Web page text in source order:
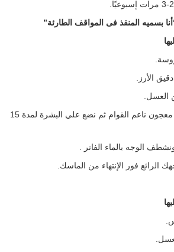
بسميه المنقذ فى المواقف الطارئة”
نخلط المكونات لعمل معجون ناعم القوام ثم نضع علي البشرة لمدة 15
الوجه بالماء الفاتر .
الرائع فور الإنتهاء من الماسك.